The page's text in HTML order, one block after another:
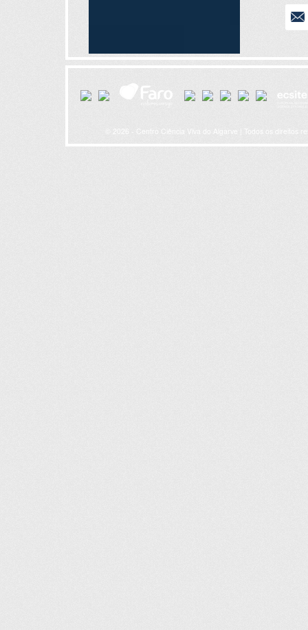
© 2026 - Centro Ciência Viva do Algarve | Todos os direitos